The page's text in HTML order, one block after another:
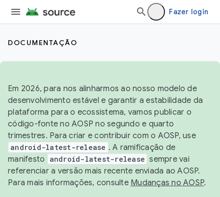
Fazer login
DOCUMENTAÇÃO
Em 2026, para nos alinharmos ao nosso modelo de
desenvolvimento estável e garantir a estabilidade da
plataforma para o ecossistema, vamos publicar o
código-fonte no AOSP no segundo e quarto
trimestres. Para criar e contribuir com o AOSP, use
android-latest-release . A ramificação de
manifesto
android-latest-release sempre vai
referenciar a versão mais recente enviada ao AOSP.
Para mais informações, consulte Mudanças no AOSP.